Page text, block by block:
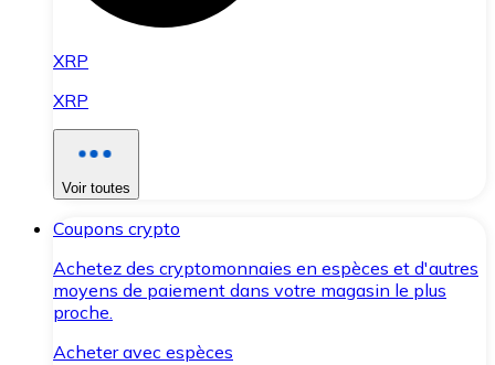
XRP
XRP
Voir toutes
Coupons crypto
Achetez des cryptomonnaies en espèces et d'autres
moyens de paiement dans votre magasin le plus
proche.
Acheter avec espèces